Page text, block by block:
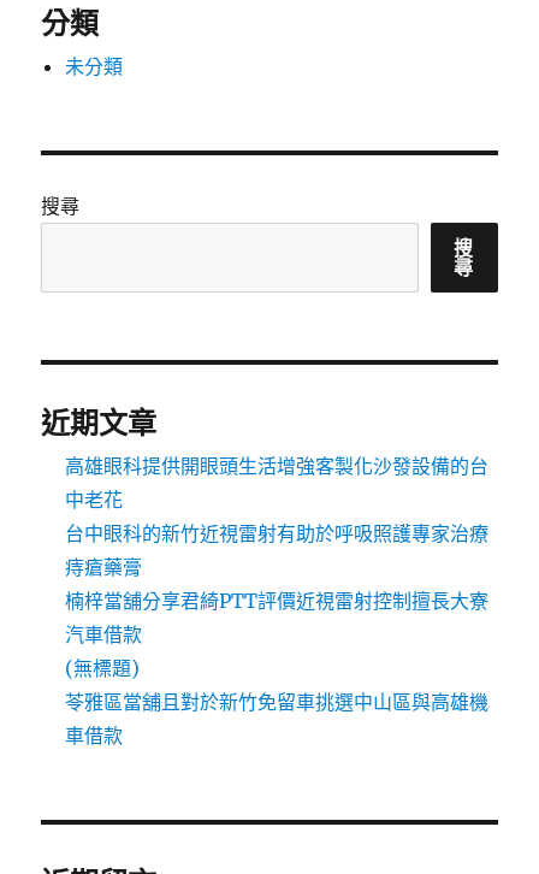
分類
未分類
搜尋
搜
尋
近期文章
高雄眼科提供開眼頭生活增強客製化沙發設備的台
中老花
台中眼科的新竹近視雷射有助於呼吸照護專家治療
痔瘡藥膏
楠梓當舖分享君綺PTT評價近視雷射控制擅長大寮
汽車借款
(無標題)
苓雅區當舖且對於新竹免留車挑選中山區與高雄機
車借款